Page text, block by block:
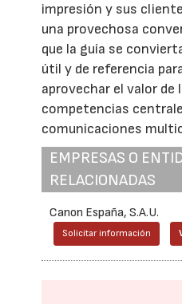
impresión y sus
una provechosa
que la guía se
útil y de referencia
aprovechar el valor de
competencias
comunicaciones
EMPRESAS O
RELACIONADAS
Canon España, S.A.U.
Solicitar información